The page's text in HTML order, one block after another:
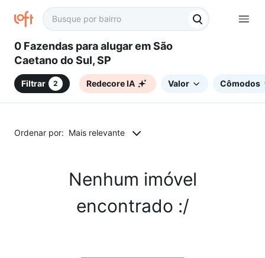
0 Fazendas para alugar em São
Caetano do Sul, SP
Filtrar 2 Redecore IA Valor Cômodos
Ordenar por: Mais relevante
Nenhum imóvel
encontrado :/